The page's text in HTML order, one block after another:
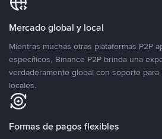
Mercado global y local
Mientras muchas otras plataformas P2P
específicos, Binance P2P brinda una
verdaderamente global con soporte para
locales.
Formas de pagos flexibles